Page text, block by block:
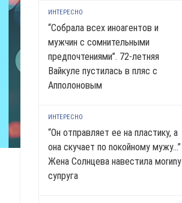
ИНТЕРЕСНО
“Собрала всех иноагентов и
мужчин с сомнительными
предпочтениями”. 72-летняя
Вайкуле пустилась в пляс с
Апполоновым
ИНТЕРЕСНО
“Он отправляет ее на пластику, а
она скучает по noкoйномy мужу…”
Жена Солнцева навестила моrиnу
супруга